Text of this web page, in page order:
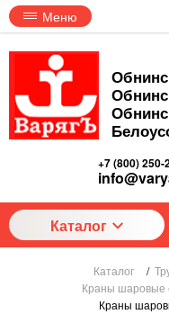
Меню
+7 (800) 250-
Каталог
Каталог /
Краны шаровые
Краны